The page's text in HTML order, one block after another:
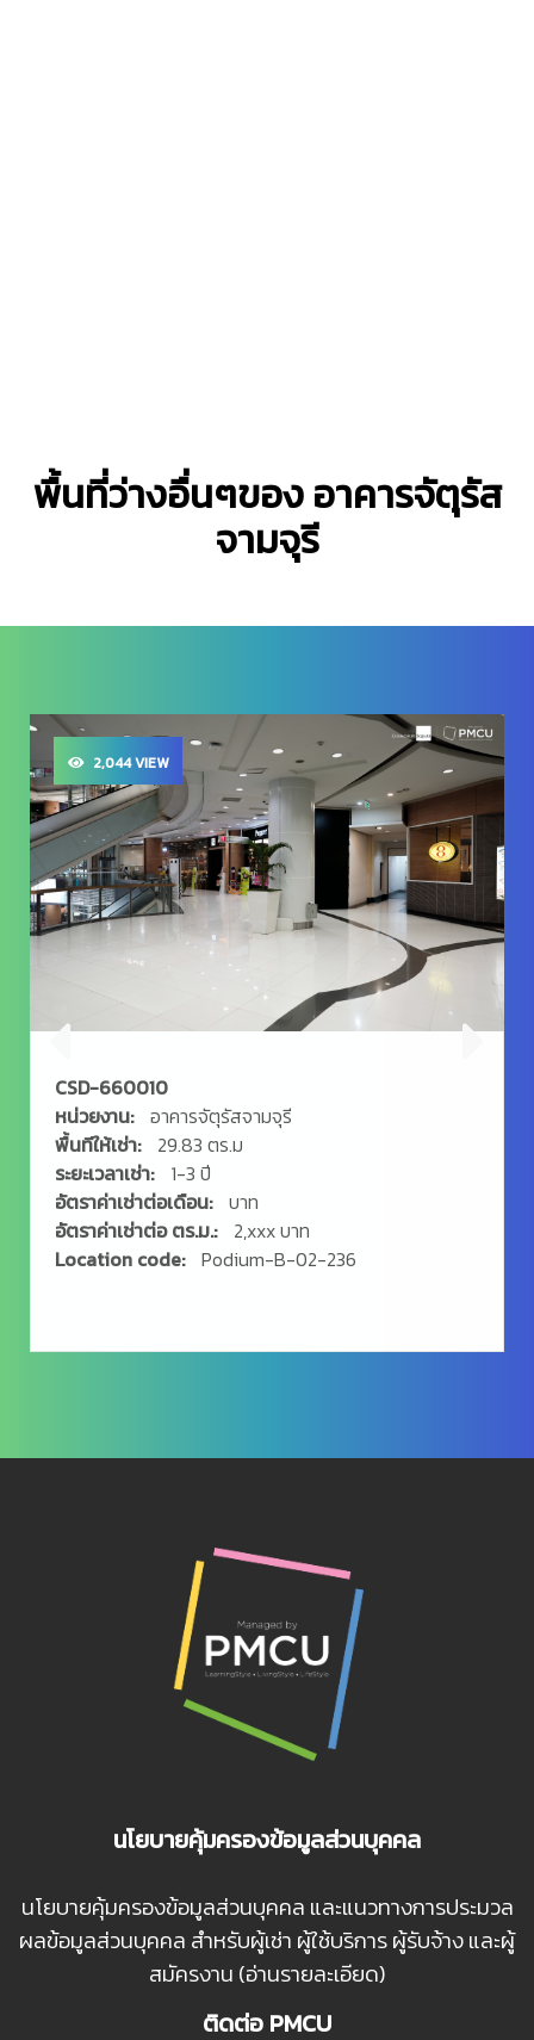
พื้นที่ว่างอื่นๆของ อาคารจัตุรัส
จามจุรี
2,044 VIEW
CSD-660010
หน่วยงาน: อาคารจัตุรัสจามจุรี
พื้นทีให้เช่า:
29.83 ตร.ม
ระยะเวลาเช่า:
1-3 ปี
อัตราค่าเช่าต่อเดือน: บาท
อัตราค่าเช่าต่อ ตร.ม.:
2,xxx บาท
Location code: Podium-B-02-236
นโยบายคุ้มครองข้อมูลส่วนบุคคล
นโยบายคุ้มครองข้อมูลส่วนบุคคล และแนวทางการประมวล
ผลข้อมูลส่วนบุคคล สำหรับผู้เช่า ผู้ใช้บริการ ผู้รับจ้าง และผู้
สมัครงาน (อ่านรายละเอียด)
ติดต่อ PMCU